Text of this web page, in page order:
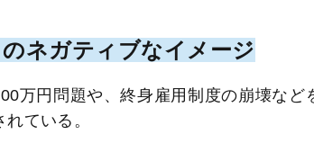
のネガティブなイメージ
万円問題や、終身雇用制度の崩壊な
ている。